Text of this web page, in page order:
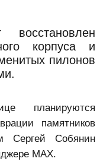
корпуса и
пилонов
планируются
памятников
Сергей Собянин
MAX.